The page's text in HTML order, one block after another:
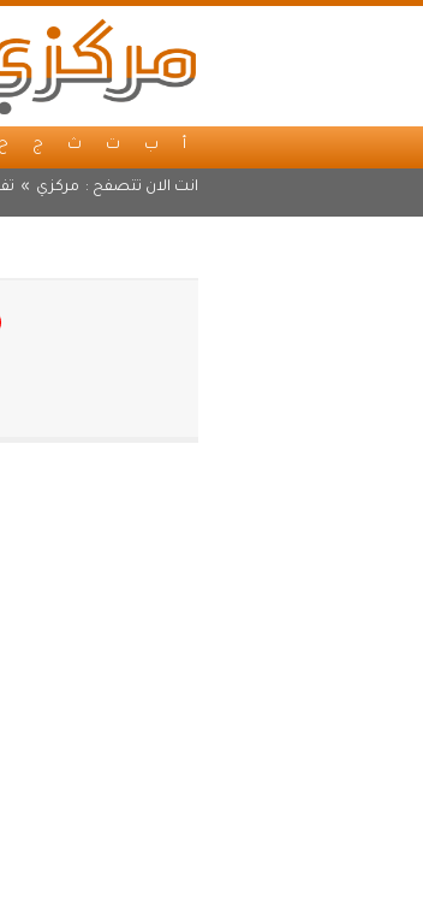
أ ب ت ث ج ح
انت الان تتصفح : مركزي »